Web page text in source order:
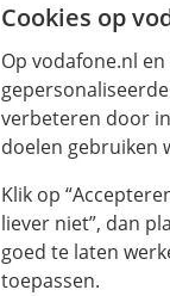
vanaf 4
een Sim
Cookies op
Op vodafone.nl
verbeteren door
doelen gebruiken
Klik op
liever niet”, dan
goed te laten
toepassen.